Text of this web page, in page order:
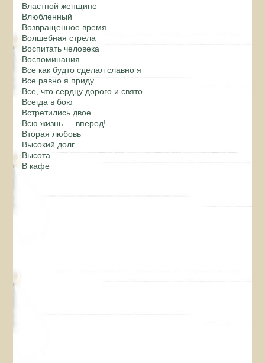
Властной женщине
Влюбленный
Возвращенное время
Волшебная стрела
Воспитать человека
Воспоминания
Все как будто сделал славно я
Все равно я приду
Все, что сердцу дорого и свято
Всегда в бою
Встретились двое…
Всю жизнь — вперед!
Вторая любовь
Высокий долг
Высота
В кафе